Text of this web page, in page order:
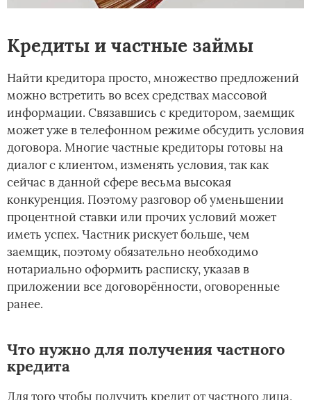
Кредиты и частные займы
Найти кредитора просто, множество предложений
можно встретить во всех средствах массовой
информации. Связавшись с кредитором, заемщик
может уже в телефонном режиме обсудить условия
договора. Многие частные кредиторы готовы на
диалог с клиентом, изменять условия, так как
сейчас в данной сфере весьма высокая
конкуренция. Поэтому разговор об уменьшении
процентной ставки или прочих условий может
иметь успех. Частник рискует больше, чем
заемщик, поэтому обязательно необходимо
нотариально оформить расписку, указав в
приложении все договорённости, оговоренные
ранее.
Что нужно для получения частного
кредита
Для того чтобы получить кредит от частного лица,